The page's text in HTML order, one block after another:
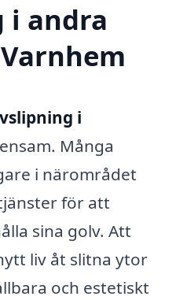
i andra
i
Många
i närområdet
för att
sina golv. Att
liv åt slitna ytor
och estetiskt